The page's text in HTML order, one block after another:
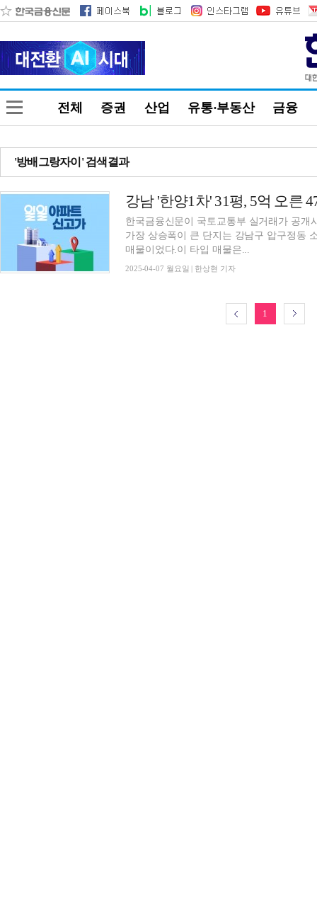
전체 증권 산업 유통·부동산 금융
'방배그랑자이' 검색결과
강남 '한양1차' 31평, 5억 오른
한국금융신문이 국토교통부 실거래가 공개
가장 상승폭이 큰 단지는 강남구 압구정동
매물이었다.이 타입 매물은...
2025-04-07 월요일 | 한상현 기자
1